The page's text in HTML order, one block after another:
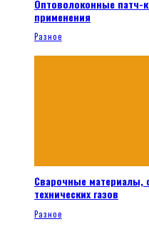
Оптоволоконные патч-
применения
Разное
Сварочные материалы,
технических газов
Разное